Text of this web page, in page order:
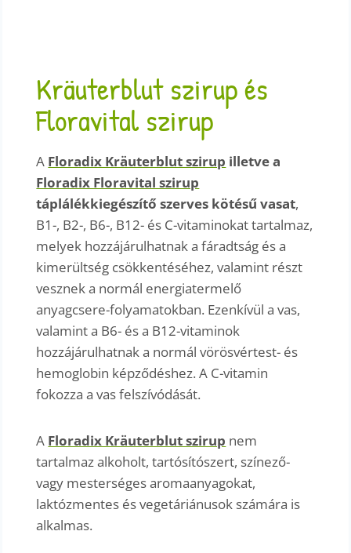
Kräuterblut szirup és
Floravital szirup
A Floradix Kräuterblut szirup illetve a
Floradix Floravital szirup
táplálékkiegészítő szerves kötésű vasat,
B1-, B2-, B6-, B12- és C-vitaminokat tartalmaz,
melyek hozzájárulhatnak a fáradtság és a
kimerültség csökkentéséhez, valamint részt
vesznek a normál energiatermelő
anyagcsere-folyamatokban. Ezenkívül a vas,
valamint a B6- és a B12-vitaminok
hozzájárulhatnak a normál vörösvértest- és
hemoglobin képződéshez. A C-vitamin
fokozza a vas felszívódását.
A Floradix Kräuterblut szirup nem
tartalmaz alkoholt, tartósítószert, színező-
vagy mesterséges aromaanyagokat,
laktózmentes és vegetáriánusok számára is
alkalmas.